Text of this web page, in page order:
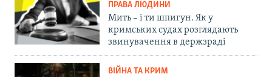
ПРАВА ЛЮДИНИ
Мить – і ти шпигун. Як у
кримських судах розглядають
звинувачення в держзраді
ВІЙНА ТА КРИМ